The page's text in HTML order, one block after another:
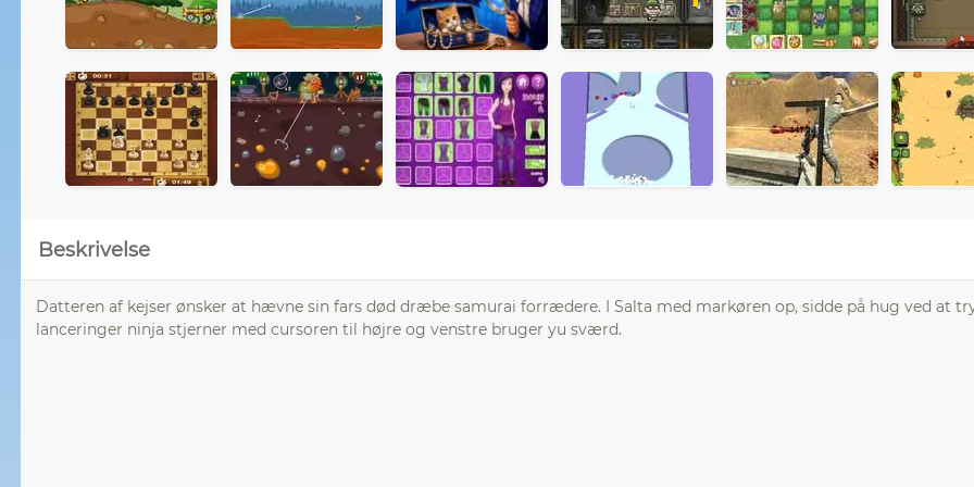
Beskrivelse
Datteren af ​​kejser ønsker at hævne sin fars død dræbe samurai forrædere. I Salta med markøren op, sidde på hug ved at
lanceringer ninja stjerner med cursoren til højre og venstre bruger yu sværd.